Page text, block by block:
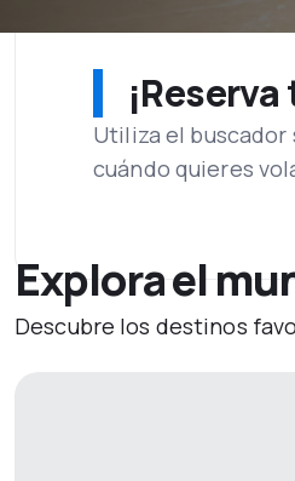
Utiliza el buscador
cuándo quieres
Explora el
Descubre los destinos